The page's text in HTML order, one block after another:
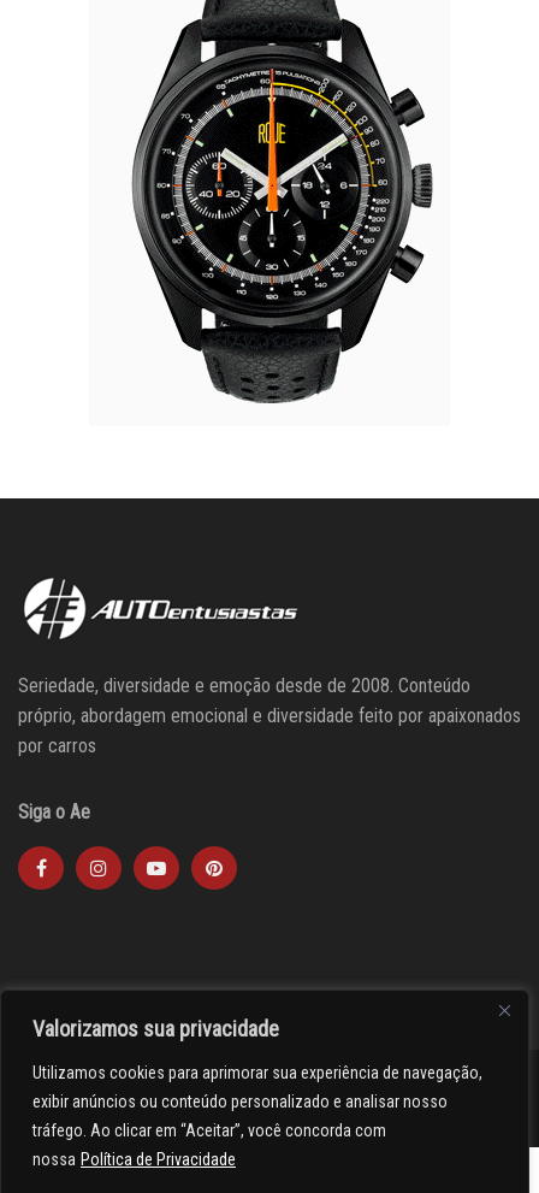
Valorizamos sua privacidade
Utilizamos cookies para aprimorar sua experiência de navegação,
exibir anúncios ou conteúdo personalizado e analisar nosso
tráfego. Ao clicar em “Aceitar”, você concorda com
nossa Política de Privacidade
Seriedade, diversidade e emoção desde de 2008. Conteúdo
próprio, abordagem emocional e diversidade feito por apaixonados
por carros
Siga o Ae
><(((º> 17